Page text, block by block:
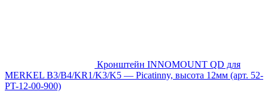
Кронштейн INNOMOUNT QD для
MERKEL B3/B4/KR1/K3/K5 — Picatinny, высота 12мм (арт. 52-
PT-12-00-900)